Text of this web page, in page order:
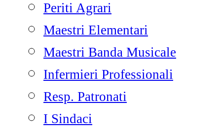
Periti Agrari
Maestri Elementari
Maestri Banda Musicale
Infermieri Professionali
Resp. Patronati
I Sindaci